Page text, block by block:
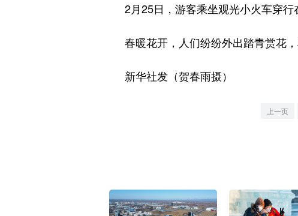
2月25日，游客乘坐观光小火车穿行
春暖花开，人们纷纷外出踏青赏花，
新华社发（贺春雨摄）
上一页